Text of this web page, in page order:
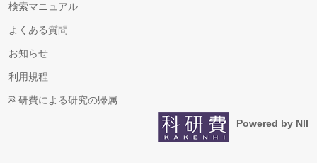
検索マニュアル
よくある質問
お知らせ
利用規程
科研費による研究の帰属
Powered by NII